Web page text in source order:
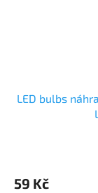
LED bulbs
59 Kč